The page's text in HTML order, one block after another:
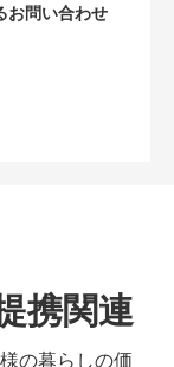
お問い合わせ
携関連
の暮らしの価